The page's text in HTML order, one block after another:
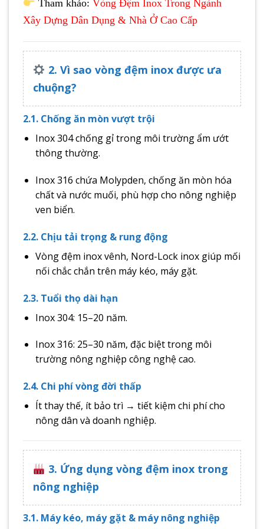
Tham khảo: Vòng Đệm Inox Trong Ngành
Xây Dựng Dân Dụng & Nhà Ở Cao Cấp
2. Vì sao vòng đệm inox được ưa
chuộng?
2.1. Chống ăn mòn vượt trội
Inox 304 chống gỉ trong môi trường ẩm ướt
thông thường.
Inox 316 chứa Molypden, chống ăn mòn hóa
chất và nước muối, phù hợp cho nông nghiệp
ven biển.
2.2. Chịu tải trọng & rung động
Vòng đệm inox vênh, Nord-Lock inox giúp mối
nối chắc chắn trên máy kéo, máy gặt.
2.3. Tuổi thọ dài hạn
Inox 304: 15–20 năm.
Inox 316: 25–30 năm, đặc biệt trong môi
trường nông nghiệp công nghệ cao.
2.4. Chi phí vòng đời thấp
Ít thay thế, ít bảo trì → tiết kiệm chi phí cho
nông dân và doanh nghiệp.
3. Ứng dụng vòng đệm inox trong
nông nghiệp
3.1. Máy kéo, máy gặt & máy nông nghiệp